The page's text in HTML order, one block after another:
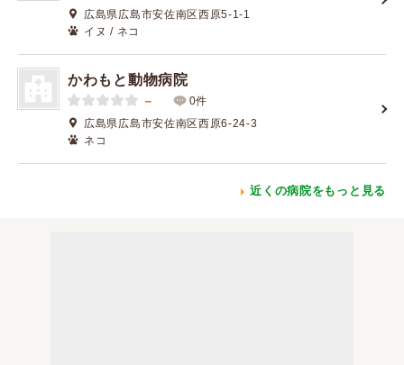
広島県広島市安佐南区西原5-1-1
イヌ / ネコ
かわもと動物病院
－
0件
広島県広島市安佐南区西原6-24-3
ネコ
近くの病院をもっと見る